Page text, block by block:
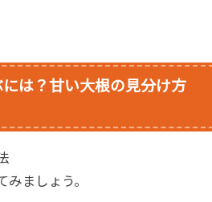
は？甘い大根の見分け方
みましょう。